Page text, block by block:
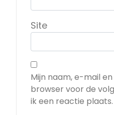
Site
Mijn naam, e-mail
browser voor de
ik een reactie plaats.